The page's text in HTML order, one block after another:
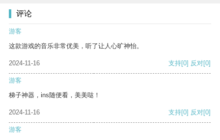
评论
游客
这款游戏的音乐非常优美，听了让人心旷神怡。
2024-11-16 支持[0] 反对[0]
游客
梯子神器，ins随便看，美美哒！
2024-11-16 支持[0] 反对[0]
游客